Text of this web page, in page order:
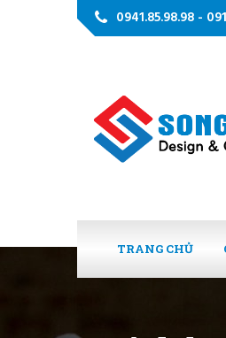
0941.85.98.98 -
TRANG CHỦ